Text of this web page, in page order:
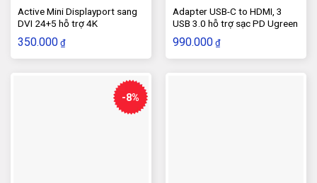
Active Mini Displayport sang
DVI 24+5 hỗ trợ 4K
350.000 ₫
Adapter USB-C to HDMI, 3
USB 3.0 hỗ trợ sạc PD Ugreen
50209
990.000 ₫
-8%